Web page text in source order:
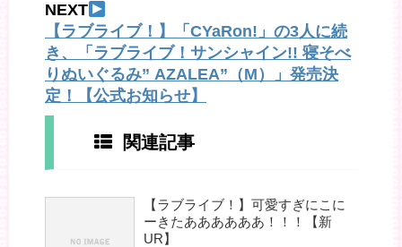
NEXT
【ラブライブ！】「CYaRon!」の3人に続
き、「ラブライブ！サンシャイン!! 寝そべ
りぬいぐるみ” AZALEA”（M）」発売決
定！【公式お知らせ】
関連記事
【ラブライブ！】可愛すぎにこに
ーきたああああああ！！！【新
UR】